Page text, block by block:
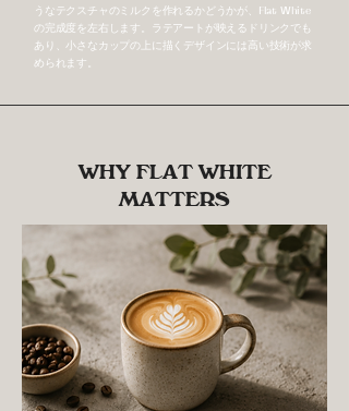
うなテクスチャのミルクを作れるかどうかが、Flat White
の完成度を左右します。ラテアートが映えるドリンクでも
あり、小さなカップの上に描くデザインには高い技術が求
められます。
WHY FLAT WHITE
MATTERS